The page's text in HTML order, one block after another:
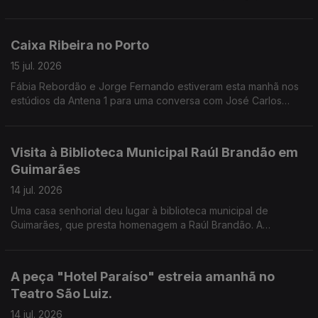
Caixa Ribeira no Porto
15 jul. 2026
Fábia Rebordão e Jorge Fernando estiveram esta manhã nos
estúdios da Antena 1 para uma conversa com José Carlos
Visita à Biblioteca Municipal Raúl Brandão em
Guimarães
14 jul. 2026
Uma casa senhorial deu lugar à biblioteca municipal de
Guimarães, que presta homenagem a Raúl Brandão. A
A peça "Hotel Paraíso" estreia amanhã no
Teatro São Luiz.
14 jul. 2026